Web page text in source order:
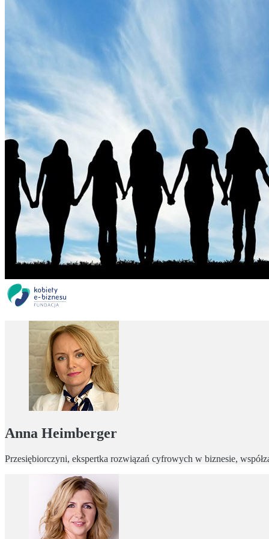
Anna Heimberger
Przesiębiorczyni, ekspertka rozwiązań cyfrowych w biznesie,